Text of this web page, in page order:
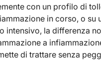
con un profilo di
in corso, o su
intensivo, la differenza
a
di trattare senza